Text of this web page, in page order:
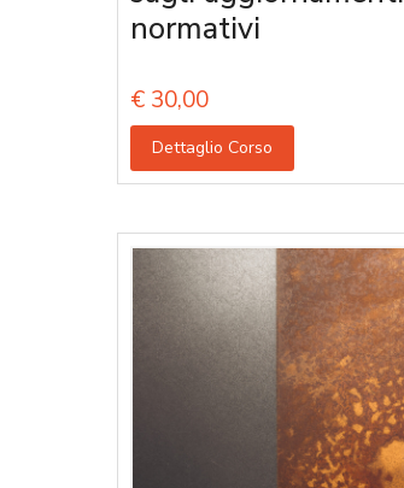
normativi
€ 30,00
Dettaglio Corso